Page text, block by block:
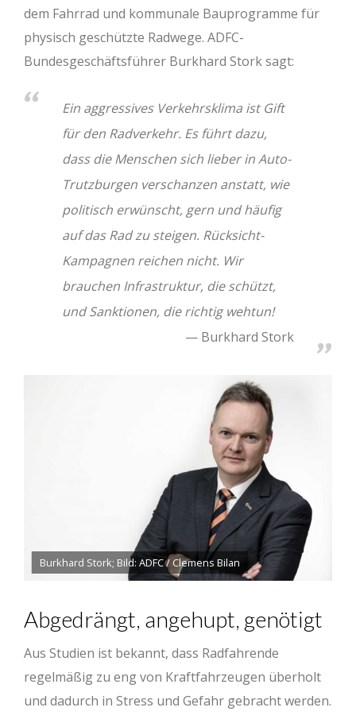
dem Fahrrad und kommunale Bauprogramme für
physisch geschützte Radwege. ADFC-
Bundesgeschäftsführer Burkhard Stork sagt:
Ein aggressives Verkehrsklima ist Gift
für den Radverkehr. Es führt dazu,
dass die Menschen sich lieber in Auto-
Trutzburgen verschanzen anstatt, wie
politisch erwünscht, gern und häufig
auf das Rad zu steigen. Rücksicht-
Kampagnen reichen nicht. Wir
brauchen Infrastruktur, die schützt,
und Sanktionen, die richtig wehtun!
Burkhard Stork
Burkhard Stork; Bild: ADFC / Clemens Bilan
Abgedrängt, angehupt, genötigt
Aus Studien ist bekannt, dass Radfahrende
regelmäßig zu eng von Kraftfahrzeugen überholt
und dadurch in Stress und Gefahr gebracht werden.